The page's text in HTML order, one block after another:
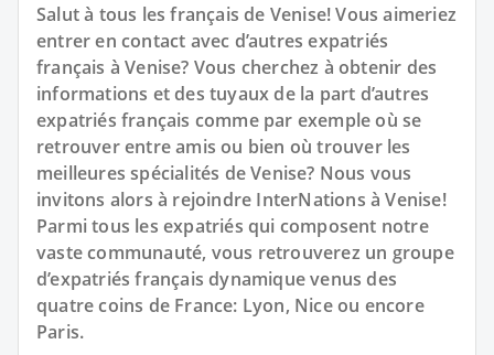
Salut à tous les français de Venise! Vous aimeriez
entrer en contact avec d’autres expatriés
français à Venise? Vous cherchez à obtenir des
informations et des tuyaux de la part d’autres
expatriés français comme par exemple où se
retrouver entre amis ou bien où trouver les
meilleures spécialités de Venise? Nous vous
invitons alors à rejoindre InterNations à Venise!
Parmi tous les expatriés qui composent notre
vaste communauté, vous retrouverez un groupe
d’expatriés français dynamique venus des
quatre coins de France: Lyon, Nice ou encore
Paris.